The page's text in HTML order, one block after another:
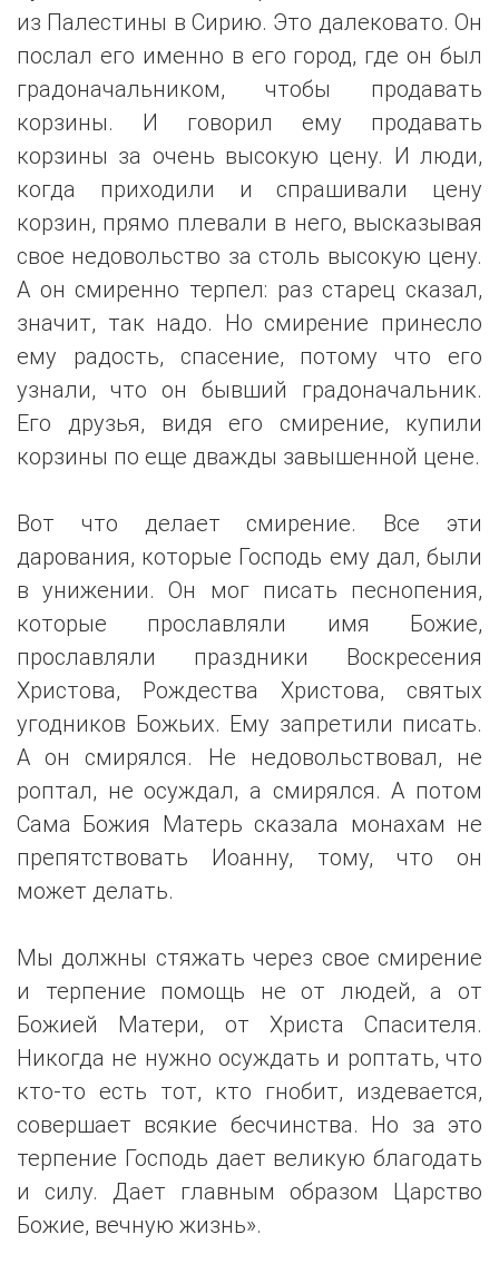
из Палестины в Сирию. Это далековато. Он
послал его именно в его город, где он был
градоначальником, чтобы продавать
корзины. И говорил ему продавать
корзины за очень высокую цену. И люди,
когда приходили и спрашивали цену
корзин, прямо плевали в него, высказывая
свое недовольство за столь высокую цену.
А он смиренно терпел: раз старец сказал,
значит, так надо. Но смирение принесло
ему радость, спасение, потому что его
узнали, что он бывший градоначальник.
Его друзья, видя его смирение, купили
корзины по еще дважды завышенной цене.
Вот что делает смирение. Все эти
дарования, которые Господь ему дал, были
в унижении. Он мог писать песнопения,
которые прославляли имя Божие,
прославляли праздники Воскресения
Христова, Рождества Христова, святых
угодников Божьих. Ему запретили писать.
А он смирялся. Не недовольствовал, не
роптал, не осуждал, а смирялся. А потом
Сама Божия Матерь сказала монахам не
препятствовать Иоанну, тому, что он
может делать.
Мы должны стяжать через свое смирение
и терпение помощь не от людей, а от
Божией Матери, от Христа Спасителя.
Никогда не нужно осуждать и роптать, что
кто-то есть тот, кто гнобит, издевается,
совершает всякие бесчинства. Но за это
терпение Господь дает великую благодать
и силу. Дает главным образом Царство
Божие, вечную жизнь».